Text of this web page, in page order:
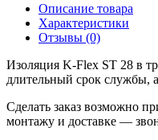
Описание товара
Характеристики
Отзывы (0)
Изоляция K-Flex ST 28 в
длительный срок службы, а
Сделать заказ возможно
монтажу и доставке —